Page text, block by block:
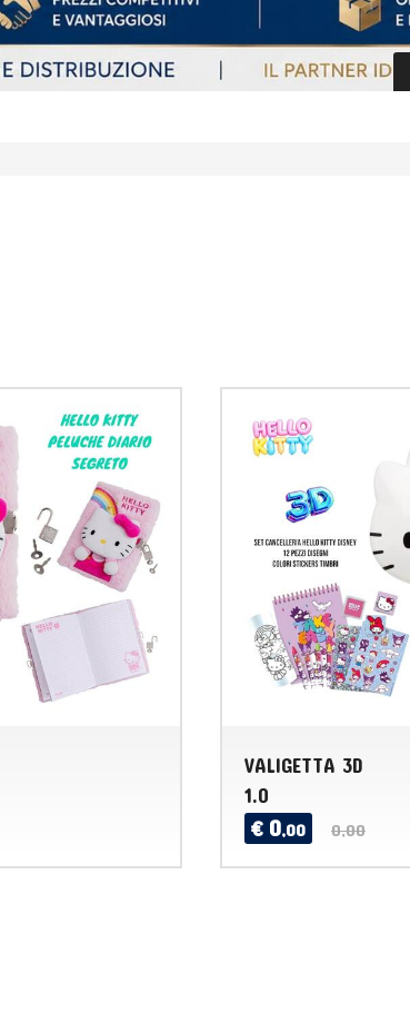
VALIGETTA 3D
1.0
€ 0,00 0,00